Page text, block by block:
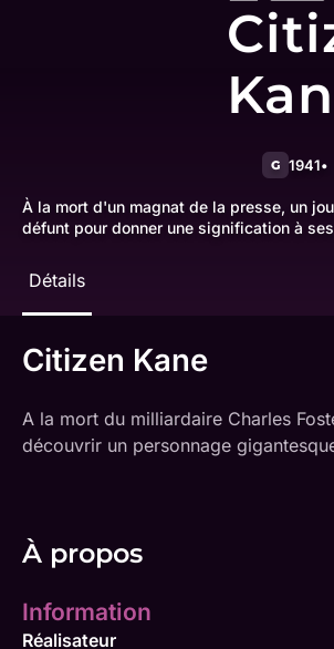
G 1941
À la mort d'un magnat de la presse, un
défunt pour donner une signification à
Détails
Citizen Kane
A la mort du milliardaire Charles
découvrir un personnage
À propos
Information
Réalisateur